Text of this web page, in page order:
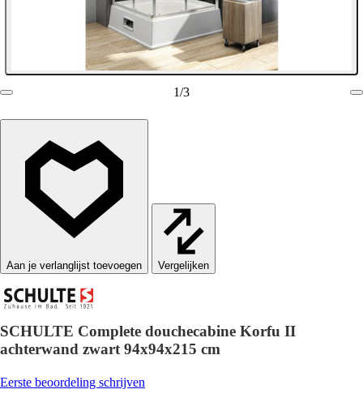
1/3
Vergelijken
SCHULTE Complete douchecabine Korfu II
achterwand zwart 94x94x215 cm
Eerste beoordeling schrijven